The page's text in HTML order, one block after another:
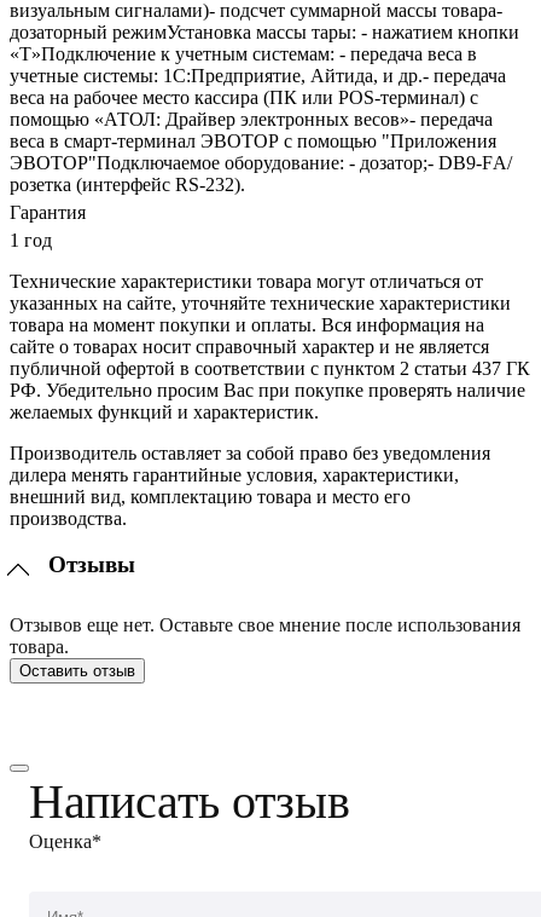
визуальным сигналами)- подсчет суммарной массы товара-
дозаторный режимУстановка массы тары: - нажатием кнопки
«T»Подключение к учетным системам: - передача веса в
учетные системы: 1С:Предприятие, Айтида, и др.- передача
веса на рабочее место кассира (ПК или POS-терминал) с
помощью «АТОЛ: Драйвер электронных весов»- передача
веса в смарт-терминал ЭВОТОР с помощью "Приложения
ЭВОТОР"Подключаемое оборудование: - дозатор;- DB9-FА/
розетка (интерфейс RS-232).
Гарантия
1 год
Технические характеристики товара могут отличаться от
указанных на сайте, уточняйте технические характеристики
товара на момент покупки и оплаты. Вся информация на
сайте о товарах носит справочный характер и не является
публичной офертой в соответствии с пунктом 2 статьи 437 ГК
РФ. Убедительно просим Вас при покупке проверять наличие
желаемых функций и характеристик.
Производитель оставляет за собой право без уведомления
дилера менять гарантийные условия, характеристики,
внешний вид, комплектацию товара и место его
производства.
Отзывы
Отзывов еще нет. Оставьте свое мнение после использования
товара.
Оставить отзыв
Написать отзыв
Оценка*